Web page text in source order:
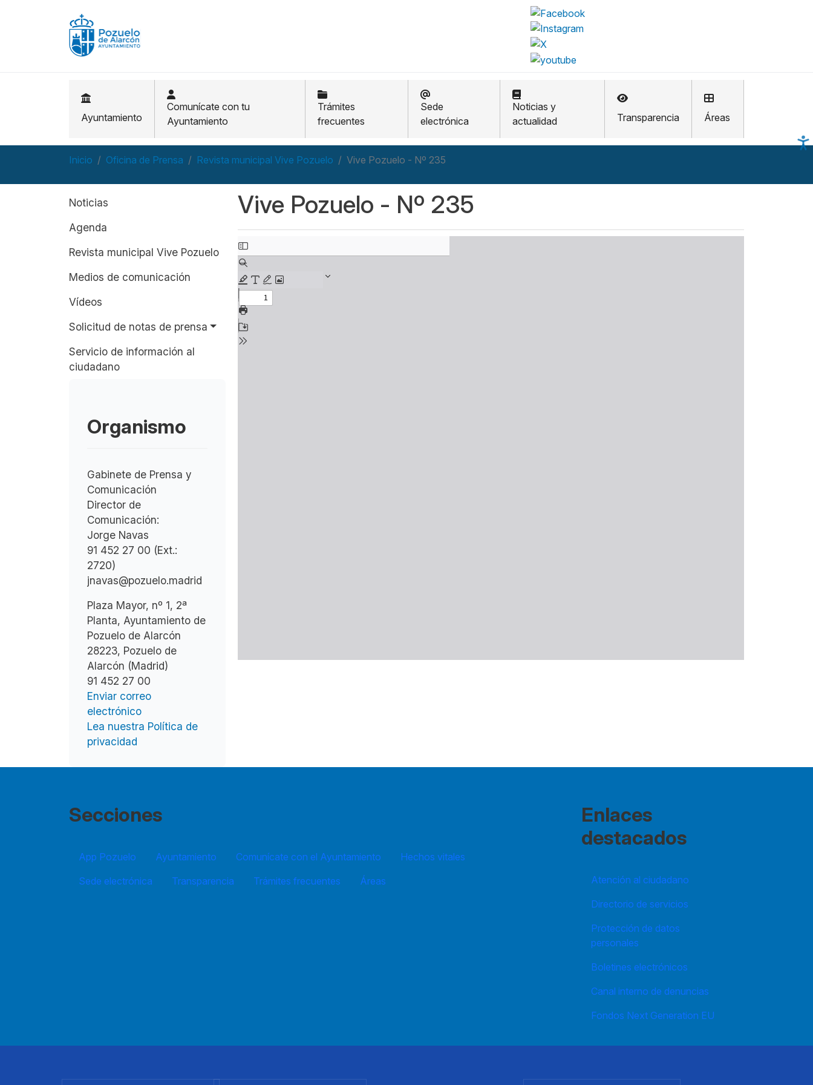
Ayuntamiento
Comunícate con tu
Ayuntamiento
Trámites
frecuentes
Sede
electrónica
Noticias y
actualidad
Transparencia Áreas
Inicio Oficina de Prensa Revista municipal Vive Pozuelo Vive Pozuelo - Nº 235
Navegación principal
Noticias
Agenda
Revista municipal Vive Pozuelo
Medios de comunicación
Vídeos
Solicitud de notas de prensa
Servicio de información al
ciudadano
Organismo
Gabinete de Prensa y
Comunicación
Director de
Comunicación:
Jorge Navas
91 452 27 00 (Ext.:
2720)
jnavas@pozuelo.madrid
Plaza Mayor, nº 1, 2ª
Planta, Ayuntamiento de
Pozuelo de Alarcón
28223, Pozuelo de
Alarcón (Madrid)
91 452 27 00
Enviar correo
electrónico
Lea nuestra Política de
privacidad
Vive Pozuelo - Nº 235
Secciones
App Pozuelo Ayuntamiento Comunícate con el Ayuntamiento
Hechos vitales
Sede electrónica
Transparencia Trámites frecuentes Áreas
Enlaces
destacados
Atención al ciudadano
Directorio de servicios
Protección de datos
personales
Boletines electrónicos
Canal interno de denuncias
Fondos Next Generation EU